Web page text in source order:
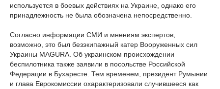
используется в боевых действиях на Украине, однако его
принадлежность не была обозначена непосредственно.
Согласно информации СМИ и мнениям экспертов,
возможно, это был безэкипажный катер Вооруженных сил
Украины MAGURA. Об украинском происхождении
беспилотника также заявили в посольстве Российской
Федерации в Бухаресте. Тем временем, президент Румынии
и глава Еврокомиссии охарактеризовали случившееся как